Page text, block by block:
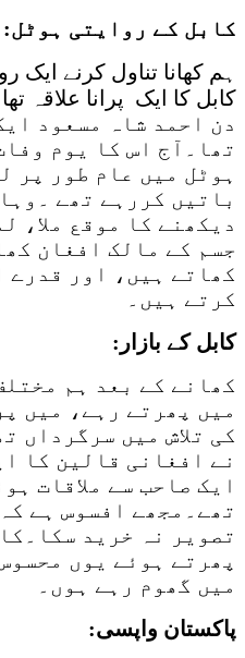
کابل کے روایتی ہوٹل:
ہم کھانا تناول کرنے ایک
دن احمد شاہ مسعود
تھا۔آج اس کا یوم
ہوٹل میں عام طور پر
باتیں کررہے تھے
دیکھنے کا موقع ملا،
جسم کے مالک افغان
کھاتے ہیں، اور قدرے
کرتے ہیں۔
کابل کے بازار:
کھانے کے بعد ہم
میں پھرتے رہے، میں
کی تلاش میں سرگرداں
نے افغانی قالین کا
ایک صاحب سے ملاقات
تھے۔مجھے افسوس ہے
تصویر نہ خرید
پھرتے ہوئے یوں
میں گھوم رہے ہوں۔
پاکستان واپسی: